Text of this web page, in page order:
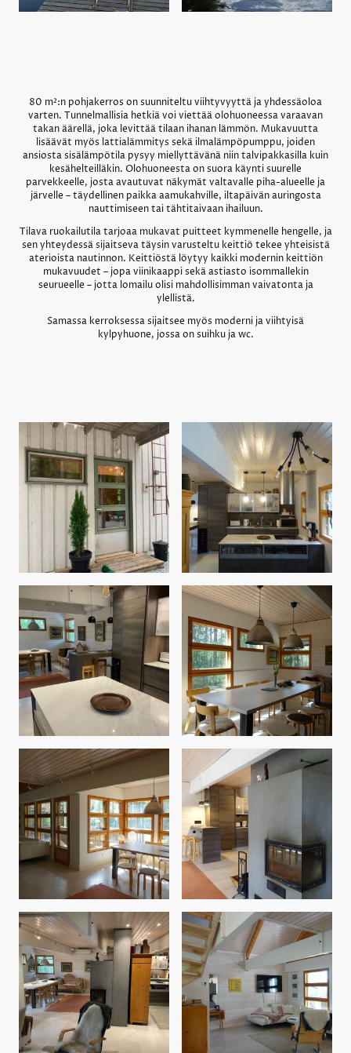
80 m²:n pohjakerros on suunniteltu viihtyvyyttä ja yhdessäoloa
varten. Tunnelmallisia hetkiä voi viettää olohuoneessa varaavan
takan äärellä, joka levittää tilaan ihanan lämmön. Mukavuutta
lisäävät myös lattialämmitys sekä ilmalämpöpumppu, joiden
ansiosta sisälämpötila pysyy miellyttävänä niin talvipakkasilla kuin
kesähelteilläkin. Olohuoneesta on suora käynti suurelle
parvekkeelle, josta avautuvat näkymät valtavalle piha-alueelle ja
järvelle – täydellinen paikka aamukahville, iltapäivän auringosta
nauttimiseen tai tähtitaivaan ihailuun.
Tilava ruokailutila tarjoaa mukavat puitteet kymmenelle hengelle, ja
sen yhteydessä sijaitseva täysin varusteltu keittiö tekee yhteisistä
aterioista nautinnon. Keittiöstä löytyy kaikki modernin keittiön
mukavuudet – jopa viinikaappi sekä astiasto isommallekin
seurueelle – jotta lomailu olisi mahdollisimman vaivatonta ja
ylellistä.
Samassa kerroksessa sijaitsee myös moderni ja viihtyisä
kylpyhuone, jossa on suihku ja wc.